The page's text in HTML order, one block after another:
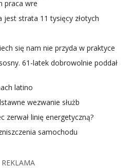
praca wre
jest strata 11 tysięcy złotych
się nam nie przyda w praktyce
61-latek dobrowolnie poddał
latino
wezwanie służb
zerwał linię energetyczną?
samochodu
REKLAMA